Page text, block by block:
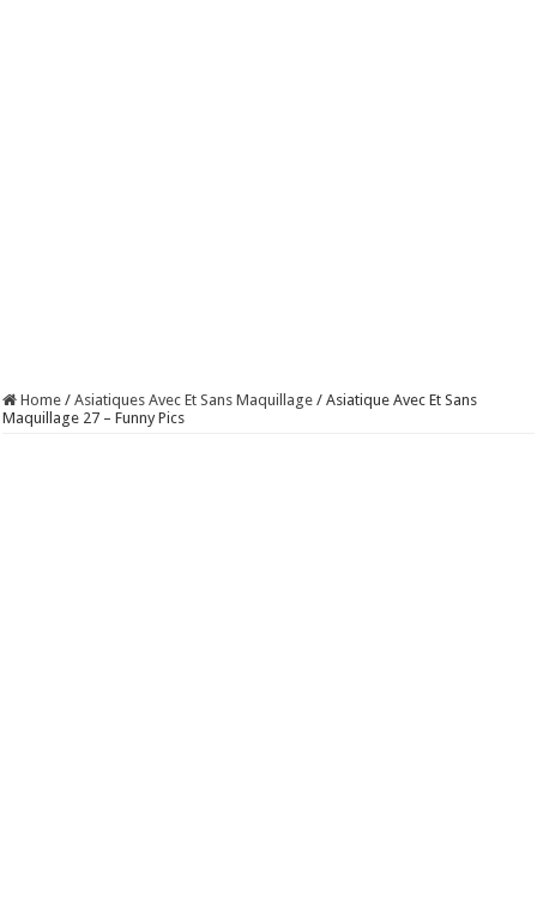
Home / Asiatiques Avec Et Sans Maquillage / Asiatique Avec Et Sans
Maquillage 27 – Funny Pics